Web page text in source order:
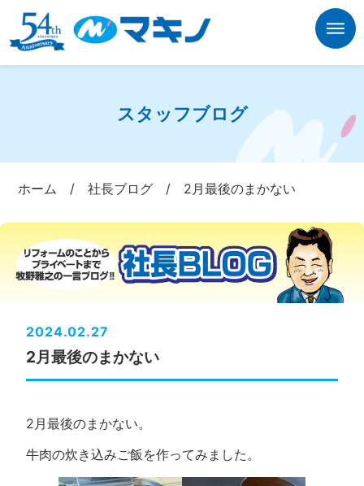
スタッフブログ
ホーム /社長ブログ / 2月最後のまかない
2024.02.27
2月最後のまかない
2月最後のまかない。
牛肉の炊き込みご飯を作ってみました。